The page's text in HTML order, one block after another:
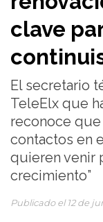
clave
El secretario
TeleElx que
reconoce
contactos en
quieren venir
crecimiento”
Publicado el 12 de